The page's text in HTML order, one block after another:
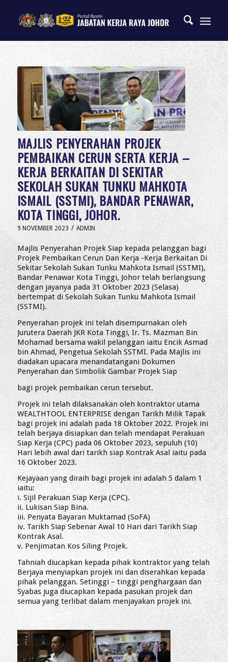
MAJLIS PENYERAHAN PROJEK
PEMBAIKAN CERUN SERTA KERJA –
KERJA BERKAITAN DI SEKITAR
SEKOLAH SUKAN TUNKU MAHKOTA
ISMAIL (SSTMI), BANDAR PENAWAR,
KOTA TINGGI, JOHOR.
9 NOVEMBER 2023 / ADMIN
Majlis Penyerahan Projek Siap kepada pelanggan bagi
Projek Pembaikan Cerun Dan Kerja -Kerja Berkaitan Di
Sekitar Sekolah Sukan Tunku Mahkota Ismail (SSTMI),
Bandar Penawar Kota Tinggi, Johor telah berlangsung
dengan jayanya pada 31 Oktober 2023 (Selasa)
bertempat di Sekolah Sukan Tunku Mahkota Ismail
(SSTMI).
Penyerahan projek ini telah disempurnakan oleh
Jurutera Daerah JKR Kota Tinggi, Ir. Ts. Mazman Bin
Mohamad bersama wakil pelanggan iaitu Encik Asmad
bin Ahmad, Pengetua Sekolah SSTMI. Pada Majlis ini
diadakan upacara menandatangani Dokumen
Penyerahan dan Simbolik Gambar Projek Siap
bagi projek pembaikan cerun tersebut.
Projek ini telah dilaksanakan oleh kontraktor utama
WEALTHTOOL ENTERPRISE dengan Tarikh Milik Tapak
bagi projek ini adalah pada 18 Oktober 2022. Projek ini
telah berjaya disiapkan dan telah mendapat Perakuan
Siap Kerja (CPC) pada 06 Oktober 2023, sepuluh (10)
Hari lebih awal dari tarikh siap Kontrak Asal iaitu pada
16 Oktober 2023.
Kejayaan yang diraih bagi projek ini adalah 5 dalam 1
iaitu:
i. Sijil Perakuan Siap Kerja (CPC).
ii. Lukisan Siap Bina.
iii. Penyata Bayaran Muktamad (SoFA)
iv. Tarikh Siap Sebenar Awal 10 Hari dari Tarikh Siap
Kontrak Asal.
v. Penjimatan Kos Siling Projek.
Tahniah diucapkan kepada pihak kontraktor yang telah
Berjaya menyiapkan projek ini dan diserahkan kepada
pihak pelanggan. Setinggi – tinggi penghargaan dan
Syabas juga diucapkan kepada pasukan projek dan
semua yang terlibat dalam menjayakan projek ini.